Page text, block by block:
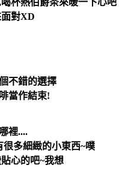
對XD
不錯的選擇
當作結束!
裡....
多細緻的小東西~噗
心的吧~我想